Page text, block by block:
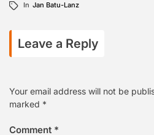
In Jan Batu-Lanz
Leave a Reply
Your email address will not be
marked *
Comment *